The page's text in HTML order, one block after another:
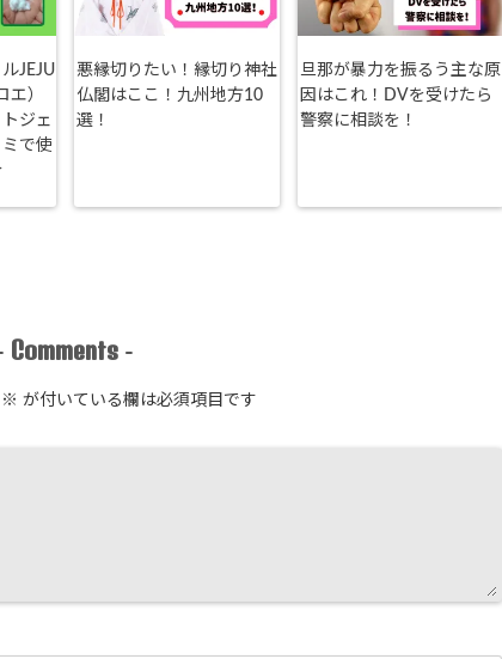
JEJU
エ）
ジェ
で使
悪縁切りたい！縁切り神社
仏閣はここ！九州地方10
選！
旦那が暴力を振るう主な原
因はこれ！DVを受けたら
警察に相談を！
Comments -
※ が付いている欄は必須項目です